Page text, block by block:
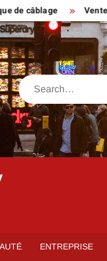
Vente d’un
Search
ENTREPRISE